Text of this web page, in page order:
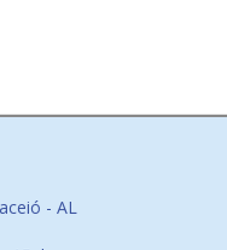
- AL